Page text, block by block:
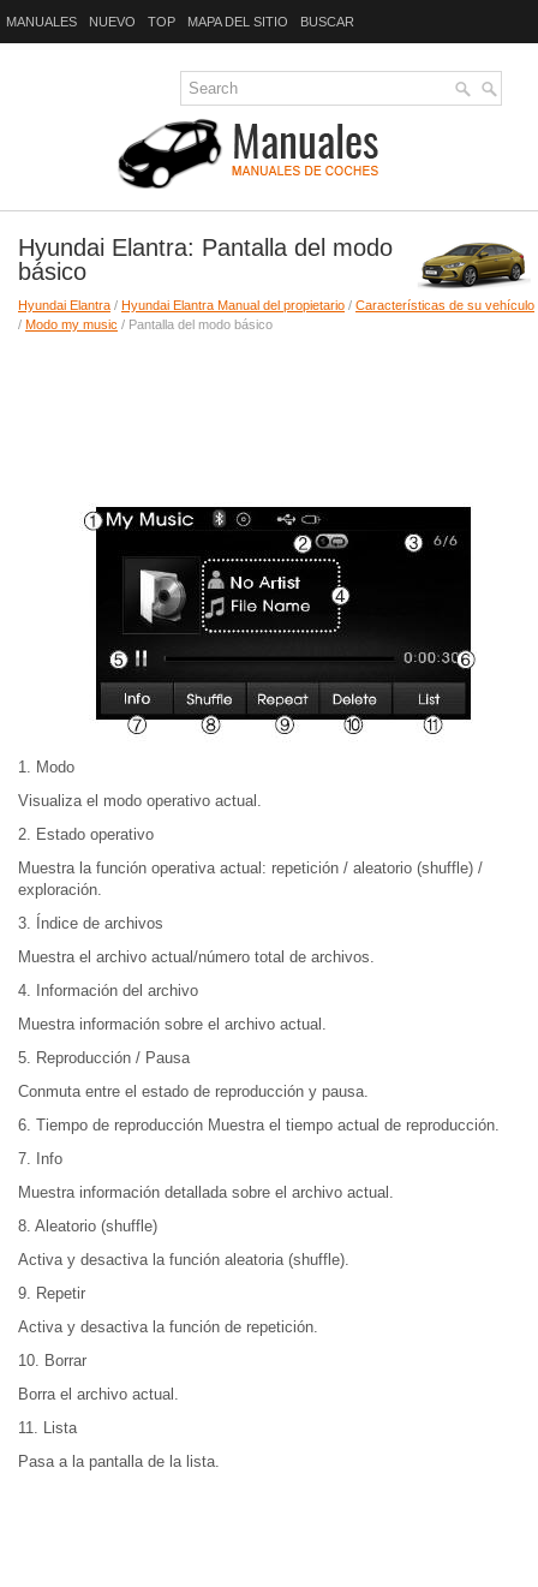
MANUALES NUEVO TOP MAPA DEL SITIO BUSCAR
Hyundai Elantra: Pantalla del modo
básico
Hyundai Elantra / Hyundai Elantra Manual del propietario / Características de su vehículo
/ Modo my music / Pantalla del modo básico
1. Modo
Visualiza el modo operativo actual.
2. Estado operativo
Muestra la función operativa actual: repetición / aleatorio (shuffle) /
exploración.
3. Índice de archivos
Muestra el archivo actual/número total de archivos.
4. Información del archivo
Muestra información sobre el archivo actual.
5. Reproducción / Pausa
Conmuta entre el estado de reproducción y pausa.
6. Tiempo de reproducción Muestra el tiempo actual de reproducción.
7. Info
Muestra información detallada sobre el archivo actual.
8. Aleatorio (shuffle)
Activa y desactiva la función aleatoria (shuffle).
9. Repetir
Activa y desactiva la función de repetición.
10. Borrar
Borra el archivo actual.
11. Lista
Pasa a la pantalla de la lista.